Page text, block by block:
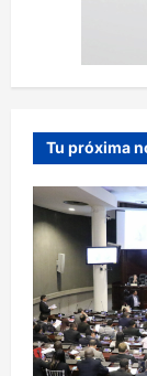
Tu próxima